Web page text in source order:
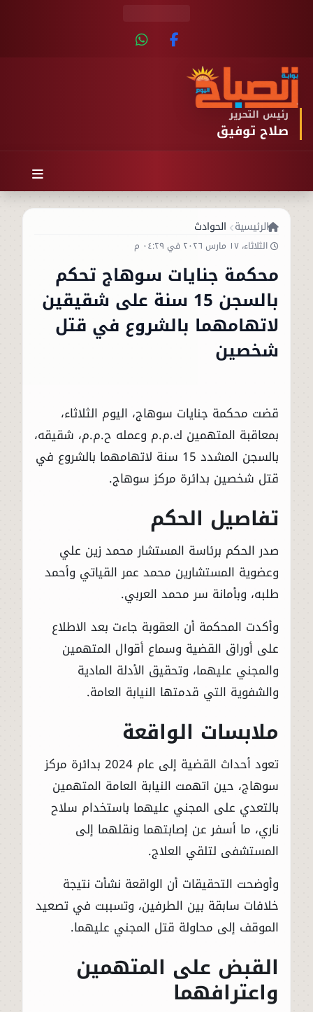
رئيس التحرير
صلاح توفيق
الرئيسية الحوادث
الثلاثاء، ١٧ مارس ٢٠٢٦ في ٠٤:٢٩ م
محكمة جنايات سوهاج تحكم
بالسجن 15 سنة على شقيقين
لاتهامهما بالشروع في قتل
شخصين
قضت محكمة جنايات سوهاج، اليوم الثلاثاء،
بمعاقبة المتهمين ك.م.م وعمله ح.م.م، شقيقه،
بالسجن المشدد 15 سنة لاتهامهما بالشروع في
قتل شخصين بدائرة مركز سوهاج.
تفاصيل الحكم
صدر الحكم برئاسة المستشار محمد زين علي
وعضوية المستشارين محمد عمر القياتي وأحمد
طلبه، وبأمانة سر محمد العربي.
وأكدت المحكمة أن العقوبة جاءت بعد الاطلاع
على أوراق القضية وسماع أقوال المتهمين
والمجني عليهما، وتحقيق الأدلة المادية
والشفوية التي قدمتها النيابة العامة.
ملابسات الواقعة
تعود أحداث القضية إلى عام 2024 بدائرة مركز
سوهاج، حين اتهمت النيابة العامة المتهمين
بالتعدي على المجني عليهما باستخدام سلاح
ناري، ما أسفر عن إصابتهما ونقلهما إلى
المستشفى لتلقي العلاج.
وأوضحت التحقيقات أن الواقعة نشأت نتيجة
خلافات سابقة بين الطرفين، وتسببت في تصعيد
الموقف إلى محاولة قتل المجني عليهما.
القبض على المتهمين
واعترافهما